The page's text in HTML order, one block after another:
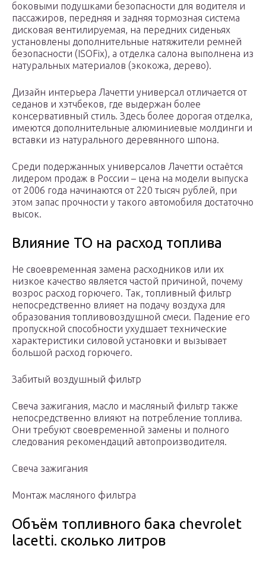
боковыми подушками безопасности для водителя и
пассажиров, передняя и задняя тормозная система
дисковая вентилируемая, на передних сиденьях
установлены дополнительные натяжители ремней
безопасности (ISOFix), а отделка салона выполнена из
натуральных материалов (экокожа, дерево).
Дизайн интерьера Лачетти универсал отличается от
седанов и хэтчбеков, где выдержан более
консервативный стиль. Здесь более дорогая отделка,
имеются дополнительные алюминиевые молдинги и
вставки из натурального деревянного шпона.
Среди подержанных универсалов Лачетти остаётся
лидером продаж в России – цена на модели выпуска
от 2006 года начинаются от 220 тысяч рублей, при
этом запас прочности у такого автомобиля достаточно
высок.
Влияние ТО на расход топлива
Не своевременная замена расходников или их
низкое качество является частой причиной, почему
возрос расход горючего. Так, топливный фильтр
непосредственно влияет на подачу воздуха для
образования топливовоздушной смеси. Падение его
пропускной способности ухудшает технические
характеристики силовой установки и вызывает
большой расход горючего.
Забитый воздушный фильтр
Свеча зажигания, масло и масляный фильтр также
непосредственно влияют на потребление топлива.
Они требуют своевременной замены и полного
следования рекомендаций автопроизводителя.
Свеча зажигания
Монтаж масляного фильтра
Объём топливного бака chevrolet
lacetti. сколько литров